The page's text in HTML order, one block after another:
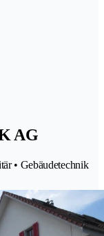
AG
• Gebäudetechnik